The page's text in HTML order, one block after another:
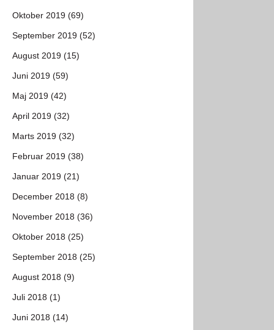
Oktober 2019 (69)
September 2019 (52)
August 2019 (15)
Juni 2019 (59)
Maj 2019 (42)
April 2019 (32)
Marts 2019 (32)
Februar 2019 (38)
Januar 2019 (21)
December 2018 (8)
November 2018 (36)
Oktober 2018 (25)
September 2018 (25)
August 2018 (9)
Juli 2018 (1)
Juni 2018 (14)